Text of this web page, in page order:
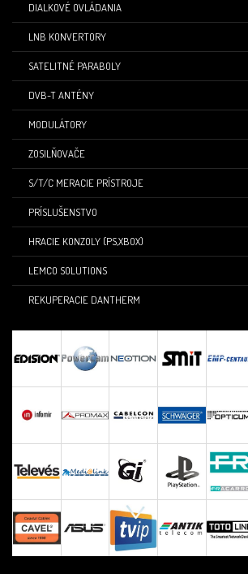
DIALKOVÉ OVLÁDANIA
LNB KONVERTORY
SATELITNÉ PARABOLY
DVB-T ANTÉNY
MODULÁTORY
ZOSILŇOVAČE
S/T/C MERACIE PRÍSTROJE
PRÍSLUŠENSTVO
HRACIE KONZOLY (PS,XBOX)
LEMCO SOLUTIONS
REKUPERACIE DANTHERM